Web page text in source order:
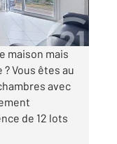
maison mais
Vous êtes au
avec
de 12 lots